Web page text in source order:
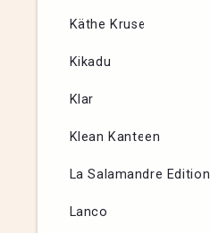
Käthe Kruse
Kikadu
Klar
Klean Kanteen
La Salamandre Edition
Lanco